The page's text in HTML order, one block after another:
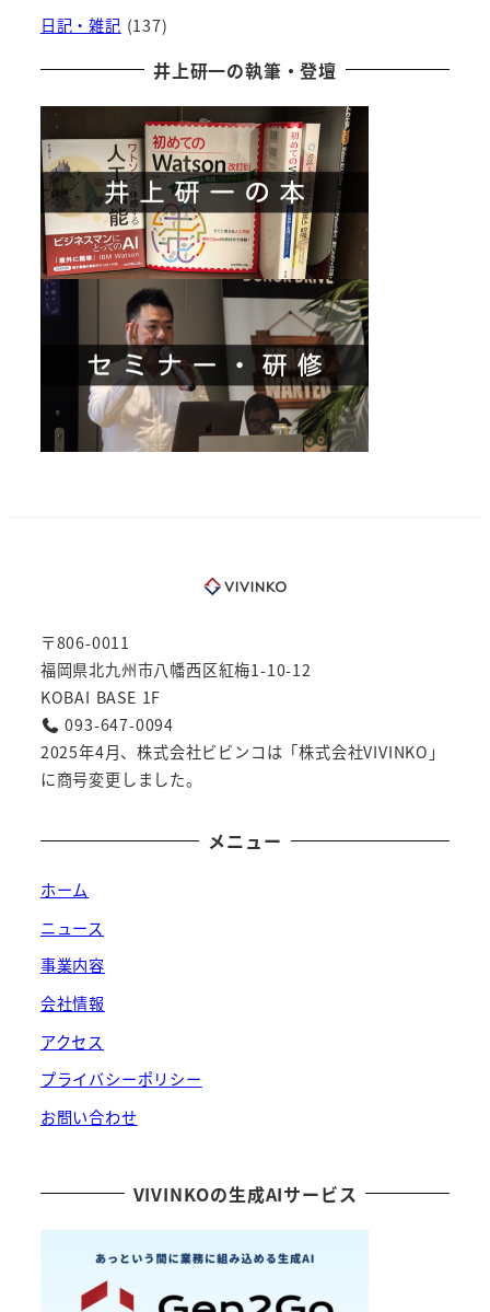
日記・雑記 (137)
井上研一の執筆・登壇
〒806-0011
福岡県北九州市八幡西区紅梅1-10-12
KOBAI BASE 1F
093-647-0094
2025年4月、株式会社ビビンコは「株式会社VIVINKO」
に商号変更しました。
メニュー
ホーム
ニュース
事業内容
会社情報
アクセス
プライバシーポリシー
お問い合わせ
VIVINKOの生成AIサービス